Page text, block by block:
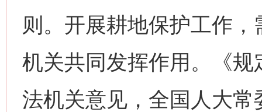
则。开展耕地保护工作
机关共同发挥作用。《规
法机关意见，全国人大